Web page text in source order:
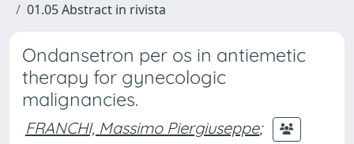
01.05 Abstract in rivista
Ondansetron per os in antiemetic
therapy for gynecologic
malignancies.
FRANCHI, Massimo Piergiuseppe;